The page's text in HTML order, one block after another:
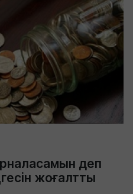
деп
жоғалтты